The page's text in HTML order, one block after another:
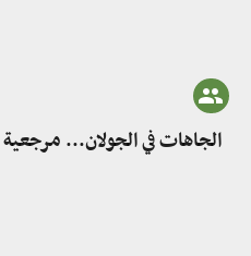
الجاهات في الجولان...